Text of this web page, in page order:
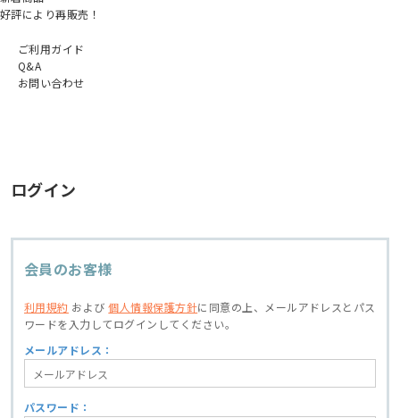
好評により再販売！
ご利用ガイド
Q&A
お問い合わせ
ログイン
会員のお客様
利用規約 および個人情報保護方針に同意の上、
メールアドレスとパス
ワードを入力してログインしてください。
メールアドレス：
パスワード：